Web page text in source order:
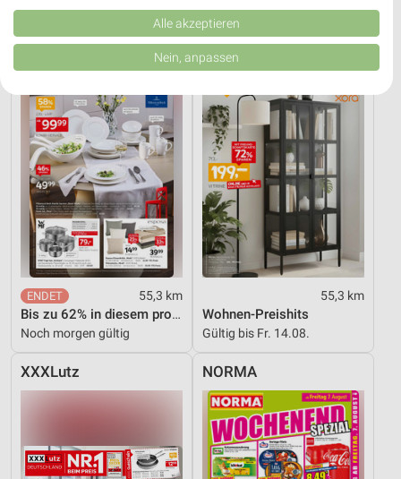
55,3 km
Bis zu 62% in diesem prospekt
Noch morgen gültig
XXXLutz
55,3 km
Wohnen-Preishits
Gültig bis Fr. 14.08.
XXXLutz NORMA
Kombinationen von Daten aus verschiedenen Quellen. Entwicklung und
Verbesserung der Angebote. Verwendung reduzierter Daten zur Auswahl
von Inhalten.
Daten können außerhalb der Europäischen Union weitergegeben und in die
Website/App.
Partnerliste anzeigen (1 IAB-Anbieter)
Wir nutzen Ihre Daten für folgende Zwecke:
IAB-Verarbeitungszwecke:
Speichern von oder Zugriff auf Informationen
auf einem Endgerät
Verwendung reduzierter Daten zur Auswahl von
Werbeanzeigen
Erstellung von Profilen für personalisierte
Werbung
personalisierter Werbung
Erstellung von Profilen zur Personalisierung
Verwendung von Profilen zur Auswahl
personalisierter Inhalte
Alle akzeptieren
Nein, anpassen